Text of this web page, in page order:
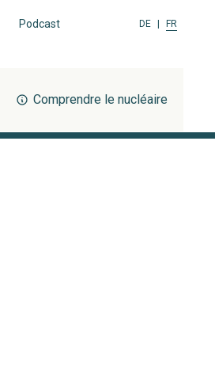
Podcast DE FR
Comprendre le nucléaire